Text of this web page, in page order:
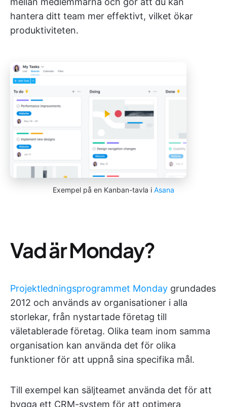
hantera ditt team mer effektivt, vilket ökar
produktiviteten.
Exempel på en Kanban-tavla i Asana
Vad är Monday?
Projektledningsprogrammet Monday grundades
2012 och används av organisationer i alla
storlekar, från nystartade företag till
väletablerade företag. Olika team inom samma
organisation kan använda det för olika
funktioner för att uppnå sina specifika mål.
Till exempel kan säljteamet använda det för att
bygga ett CRM-system för att optimera